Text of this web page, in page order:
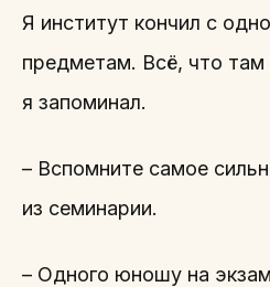
Я институт кончил с
предметам. Всё, что там
я запоминал.
– Вспомните самое
из семинарии.
– Одного юношу на